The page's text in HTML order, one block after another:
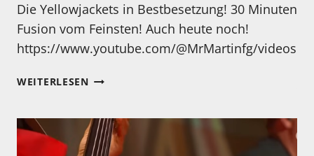
Die Yellowjackets in Bestbesetzung! 30 Minuten
Fusion vom Feinsten! Auch heute noch!
https://www.youtube.com/@MrMartinfg/videos
WEITERLESENFAST
ALT…
UND